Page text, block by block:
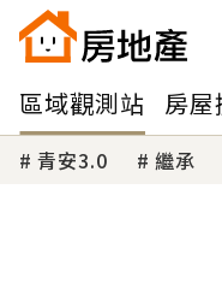
區域觀測站 房屋
青安3.0 繼承